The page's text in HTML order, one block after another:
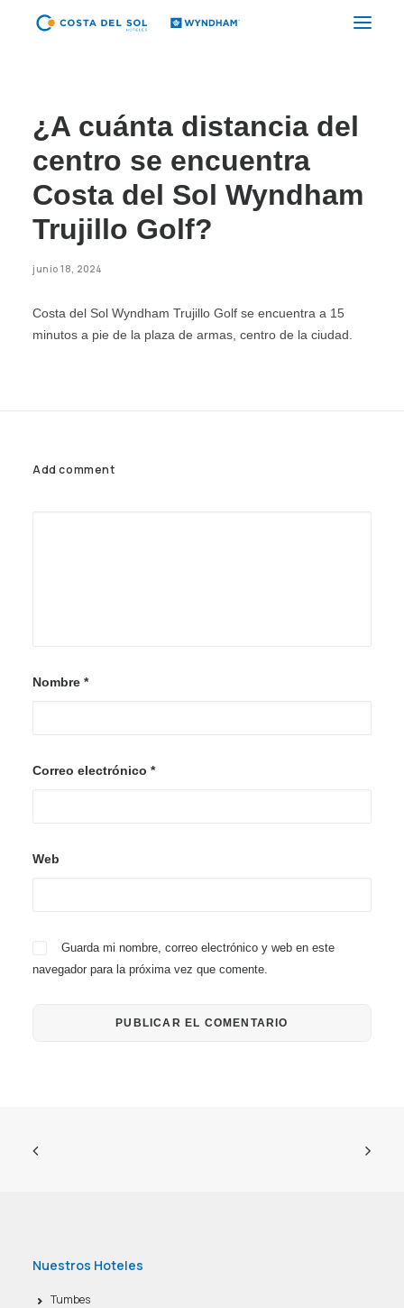
PAQUETES
PROMOCIONES
EVENTOS
RESTAURANTES
SPA
¿A cuánta distancia del
centro se encuentra
Costa del Sol Wyndham
Trujillo Golf?
junio 18, 2024
Costa del Sol Wyndham Trujillo Golf se encuentra a 15
minutos a pie de la plaza de armas, centro de la ciudad.
Add comment
Nombre *
Correo electrónico *
Web
Guarda mi nombre, correo electrónico y web en este
navegador para la próxima vez que comente.
Nuestros Hoteles
Tumbes